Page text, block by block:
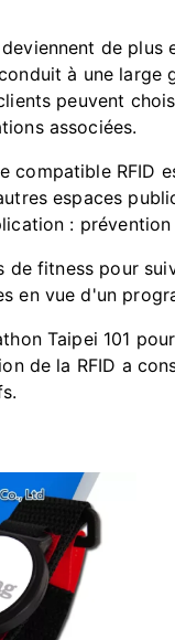
de
à une large
peuvent
associées.
compatible RFID
espaces
:
de fitness pour
en vue d'un
Taipei 101
de la RFID a